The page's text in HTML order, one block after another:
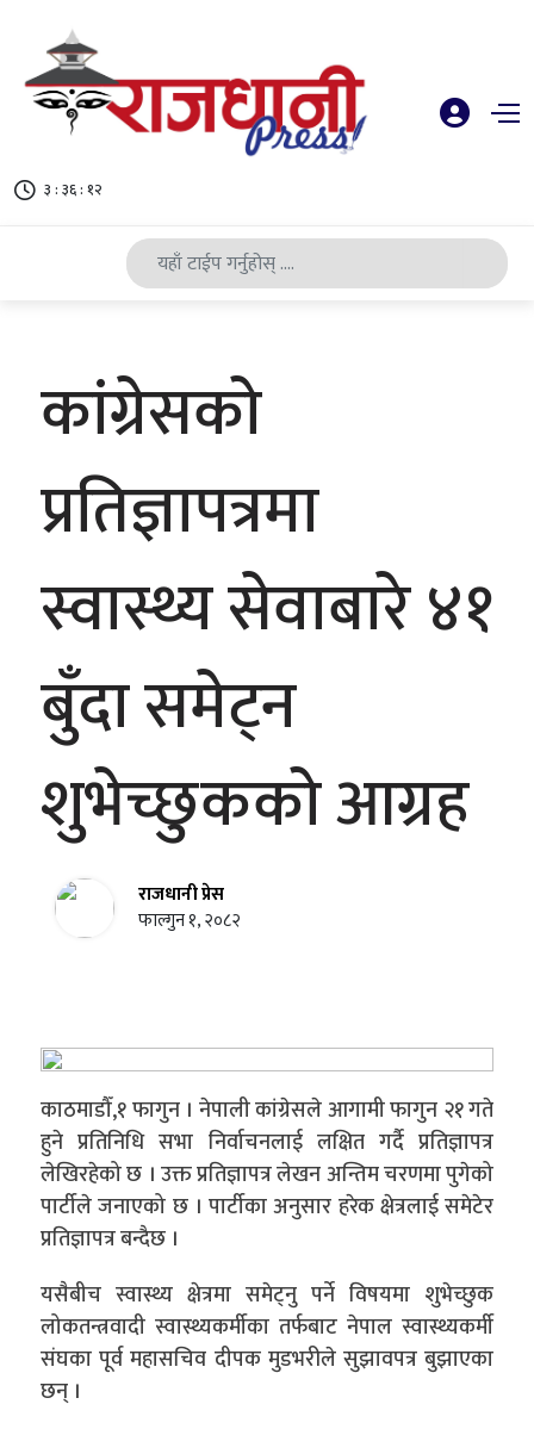
३ : ३६ : १३
कांग्रेसको
प्रतिज्ञापत्रमा
स्वास्थ्य सेवाबारे ४१
बुँदा समेट्न
शुभेच्छुकको आग्रह
राजधानी प्रेस
फाल्गुन १, २०८२
काठमाडौँ,१ फागुन । नेपाली कांग्रेसले आगामी फागुन २१ गते
हुने प्रतिनिधि सभा निर्वाचनलाई लक्षित गर्दै प्रतिज्ञापत्र
लेखिरहेको छ । उक्त प्रतिज्ञापत्र लेखन अन्तिम चरणमा पुगेको
पार्टीले जनाएको छ । पार्टीका अनुसार हरेक क्षेत्रलाई समेटेर
प्रतिज्ञापत्र बन्दैछ ।
यसैबीच स्वास्थ्य क्षेत्रमा समेट्नु पर्ने विषयमा शुभेच्छुक
लोकतन्त्रवादी स्वास्थ्यकर्मीका तर्फबाट नेपाल स्वास्थ्यकर्मी
संघका पूर्व महासचिव दीपक मुडभरीले सुझावपत्र बुझाएका
छन् ।